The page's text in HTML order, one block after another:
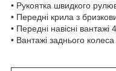
• Рукоятка швидкого
• Передні крила з
• Передні навісні вантажі
• Вантажі заднього